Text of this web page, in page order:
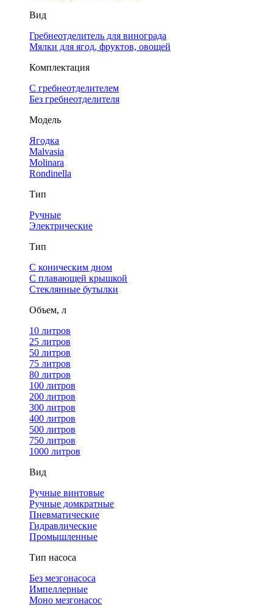
Вид
Гребнеотделитель для винограда
Мялки для ягод, фруктов, овощей
Комплектация
С гребнеотделителем
Без гребнеотделителя
Модель
Ягодка
Malvasia
Molinara
Rondinella
Тип
Ручные
Электрические
Тип
С коническим дном
С плавающей крышкой
Стеклянные бутылки
Объем, л
10 литров
25 литров
50 литров
75 литров
80 литров
100 литров
200 литров
300 литров
400 литров
500 литров
750 литров
1000 литров
Вид
Ручные винтовые
Ручные домкратные
Пневматические
Гидравлические
Промышленные
Тип насоса
Без мезгонасоса
Импеллерные
Моно мезгонасос